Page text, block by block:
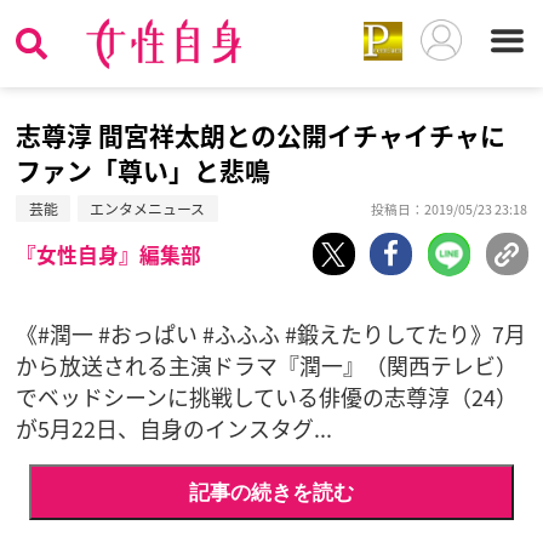
志尊淳 間宮祥太朗との公開イチャイチャに
ファン「尊い」と悲鳴
芸能 エンタメニュース 投稿日：2019/05/23 23:18
『女性自身』編集部
《#潤一 #おっぱい #ふふふ #鍛えたりしてたり》7月
から放送される主演ドラマ『潤一』（関西テレビ）
でベッドシーンに挑戦している俳優の志尊淳（24）
が5月22日、自身のインスタグ...
記事の続きを読む